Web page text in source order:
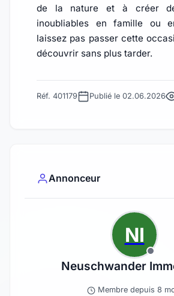
de la nature et à créer
inoubliables en famille ou
laissez pas passer cette
découvrir sans plus tarder.
Réf. 401179 Publié le 02.06.2026
Annonceur
NI
Neuschwander
Membre depuis 8